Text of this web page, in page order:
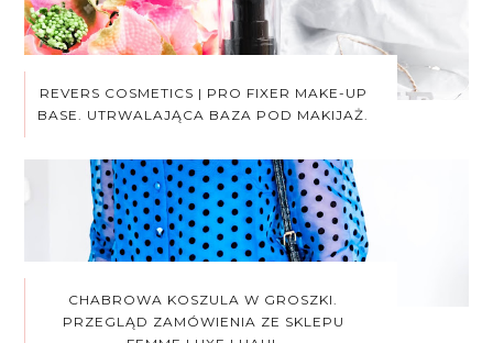
REVERS COSMETICS | PRO FIXER MAKE-UP
BASE. UTRWALAJĄCA BAZA POD MAKIJAŻ.
CHABROWA KOSZULA W GROSZKI.
PRZEGLĄD ZAMÓWIENIA ZE SKLEPU